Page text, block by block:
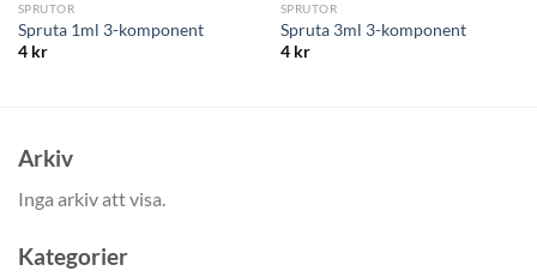
SPRUTOR
Spruta 1ml 3-komponent
4 kr
SPRUTOR
Spruta 3ml 3-komponent
4 kr
Arkiv
Inga arkiv att visa.
Kategorier